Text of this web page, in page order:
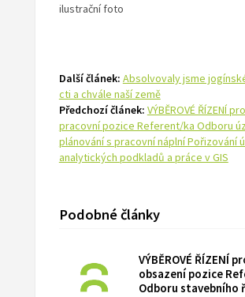
ilustrační foto
Další článek: Absolvovaly jsme
cti a chvále naší země
Předchozí článek: VÝBĚROVÉ ŘÍZENÍ
pracovní pozice Referent/ka Odboru
plánování s pracovní náplní Pořizování
analytických podkladů a práce v GIS
Podobné články
VÝBĚROVÉ ŘÍZENÍ
obsazení pozice
Odboru stavebního